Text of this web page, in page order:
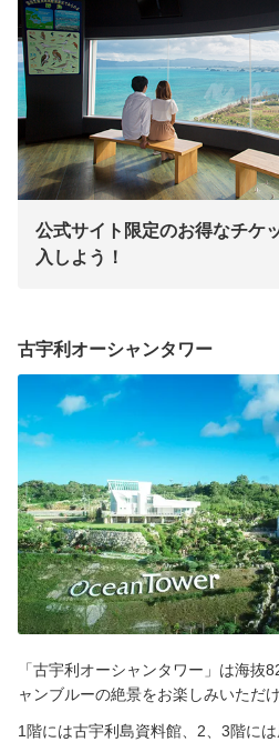
公式サイト限定のお得なチケ
入しよう！
古宇利オーシャンタワー
「古宇利オーシャンタワー」は海抜
ャンブルーの絶景をお楽しみいただけ
1階には古宇利島資料館、2、3階に